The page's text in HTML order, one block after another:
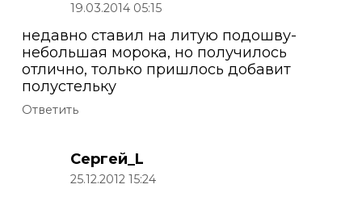
19.03.2014 05:15
недавно ставил на литую подошву-
небольшая морока, но получилось
отлично, только пришлось добавит
полустельку
Ответить
Сергей_L
25.12.2012 15:24